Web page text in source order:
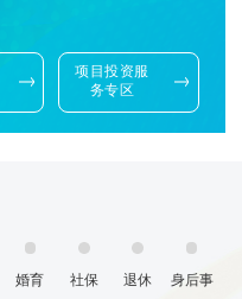
项目投资服
务专区
婚育 社保 退休 身后事